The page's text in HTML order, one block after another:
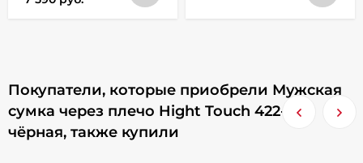
Покупатели, которые приобрели Мужская
сумка через плечо Hight Touch 422-5
чёрная, также купили